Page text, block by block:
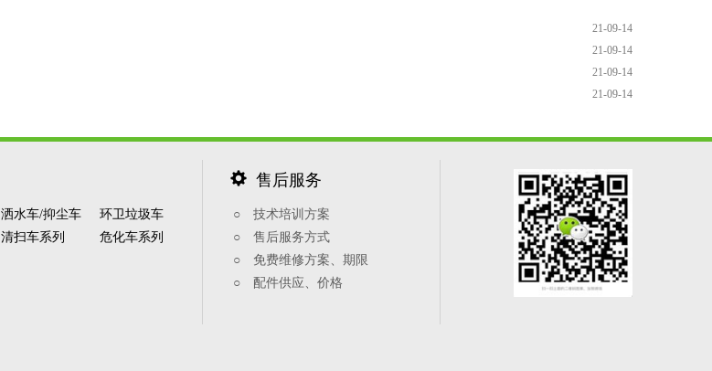
21-09-14
21-09-14
21-09-14
21-09-14
洒水车/抑尘车
环卫垃圾车
清扫车系列 危化车系列
售后服务
○ 技术培训方案
○ 售后服务方式
○ 免费维修方案、期限
○ 配件供应、价格